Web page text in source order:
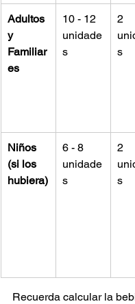
Adultos
y
Familiar
es
10 - 12
unidade
s
2
s
Niños
(si los
hubiera)
6 - 8
unidade
s
2
s
Recuerda calcular la